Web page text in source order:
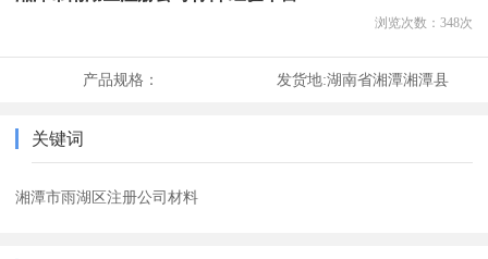
浏览次数： 348次
产品规格： 发货地:湖南省湘潭湘潭县
关键词
湘潭市雨湖区注册公司材料